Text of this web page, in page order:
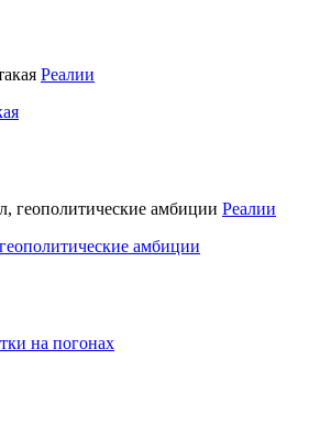
Реалии
Реалии
амбиции
на погонах